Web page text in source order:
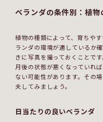
ベランダの条件別：植物
植物の種類によって、育ちや
ランダの環境が適しているか
きに写真を撮っておくことで
月後の状態が悪くなっていれ
ない可能性があります。その
夫してみましょう。
日当たりの良いベランダ